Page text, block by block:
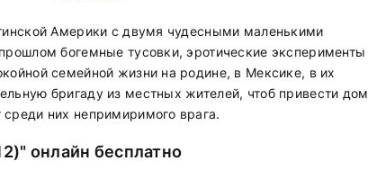
Америки с двумя чудесными маленькими
богемные тусовки, эротические эксперименты
семейной жизни на родине, в Мексике, в их
бригаду из местных жителей, чтоб привести дом
них непримиримого врага.
онлайн бесплатно